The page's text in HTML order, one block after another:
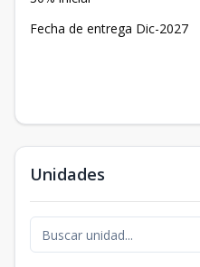
Fecha de entrega Dic-2027
Unidades